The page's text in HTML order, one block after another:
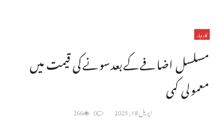
کاروبار
مسلسل اضافےکےبعدسونےکی قیمت میں
معمولی کمی
اپریل 18, 2025 0
266